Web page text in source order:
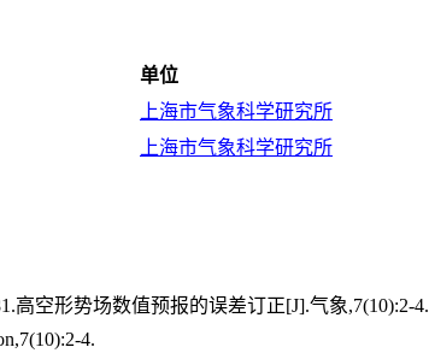
单位
上海市气象科学研究所
上海市气象科学研究所
高空形势场数值预报的误差订正[J].气象,7(10):2-4.
4.